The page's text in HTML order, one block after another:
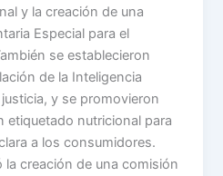
y la creación de una
Especial para el
se establecieron
de la Inteligencia
y se promovieron
etiquetado nutricional para
a los consumidores.
la creación de una comisión